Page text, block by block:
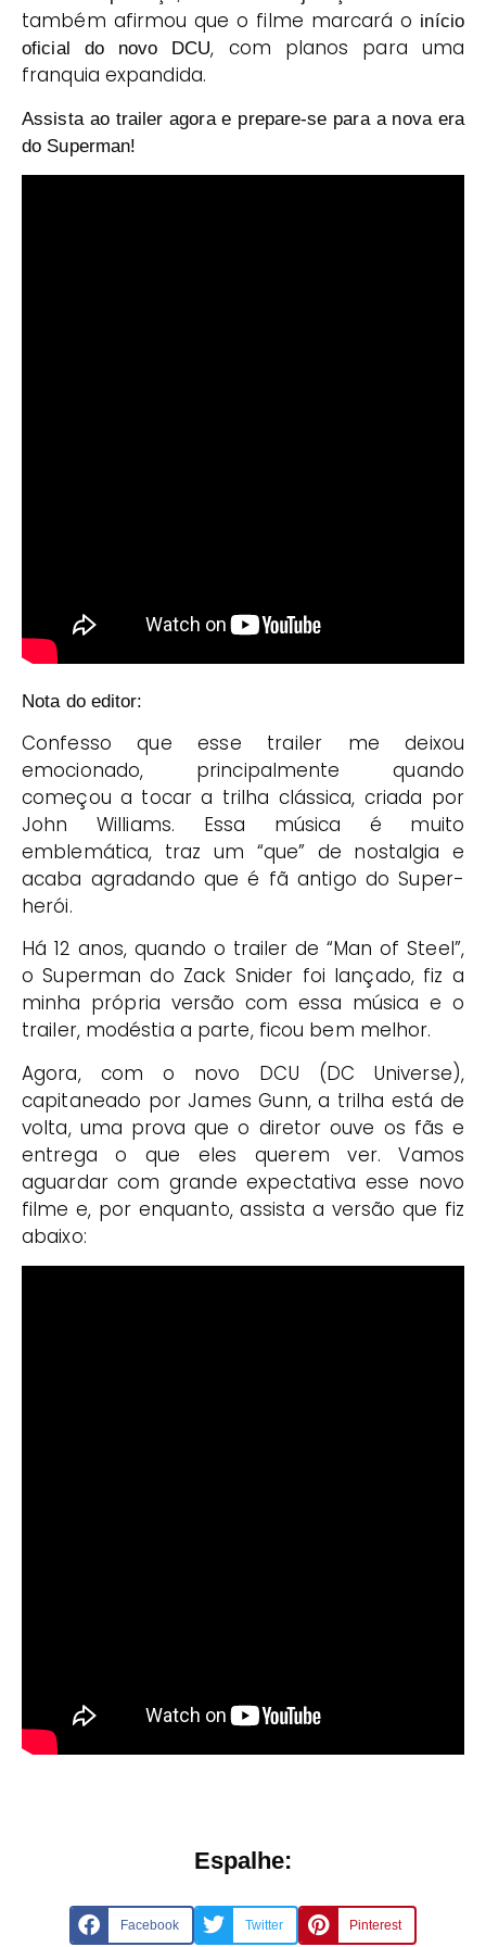
também afirmou que o filme marcará o início
oficial do novo DCU, com planos para uma
franquia expandida.
Assista ao trailer agora e prepare-se para a nova era
do Superman!
Nota do editor:
Confesso que esse trailer me deixou
emocionado, principalmente quando
começou a tocar a trilha clássica, criada por
John Williams. Essa música é muito
emblemática, traz um “que” de nostalgia e
acaba agradando que é fã antigo do Super-
herói.
Há 12 anos, quando o trailer de “Man of Steel”,
o Superman do Zack Snider foi lançado, fiz a
minha própria versão com essa música e o
trailer, modéstia a parte, ficou bem melhor.
Agora, com o novo DCU (DC Universe),
capitaneado por James Gunn, a trilha está de
volta, uma prova que o diretor ouve os fãs e
entrega o que eles querem ver. Vamos
aguardar com grande expectativa esse novo
filme e, por enquanto, assista a versão que fiz
abaixo:
Espalhe:
Facebook Twitter Pinterest